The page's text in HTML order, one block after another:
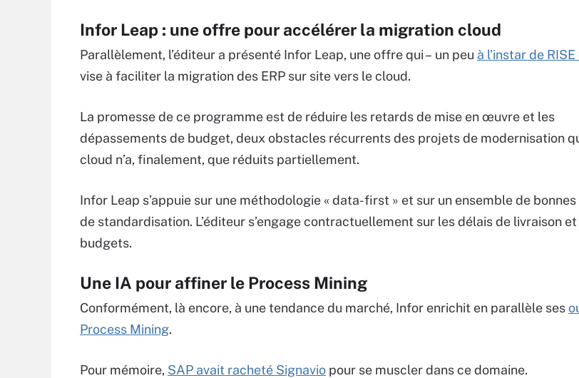
Infor Leap : une offre pour accélérer la migration cloud
Parallèlement, l’éditeur a présenté Infor Leap, une offre qui – un peu à l’instar de
vise à faciliter la migration des ERP sur site vers le cloud.
La promesse de ce programme est de réduire les retards de mise en œuvre et les
dépassements de budget, deux obstacles récurrents des projets de modernisation
cloud n’a, finalement, que réduits partiellement.
Infor Leap s’appuie sur une méthodologie « data-first » et sur un ensemble de
de standardisation. L’éditeur s’engage contractuellement sur les délais de livraison
budgets.
Une IA pour affiner le Process Mining
Conformément, là encore, à une tendance du marché, Infor enrichit en parallèle ses
Process Mining.
Pour mémoire, SAP avait racheté Signavio pour se muscler dans ce domaine.